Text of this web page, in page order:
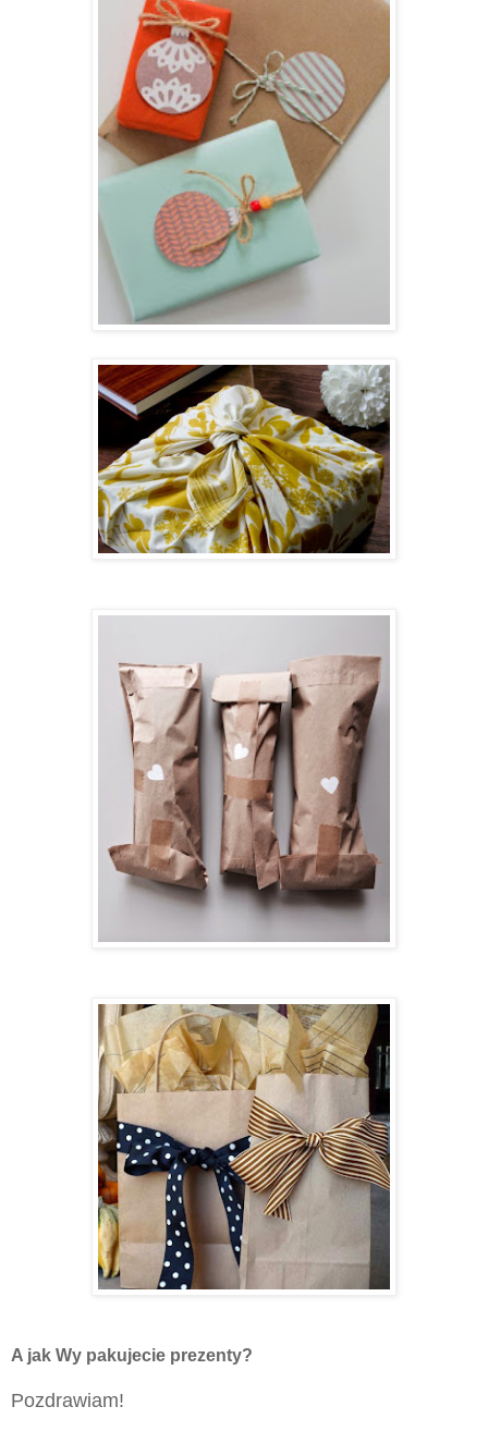
A jak Wy pakujecie prezenty?
Pozdrawiam!